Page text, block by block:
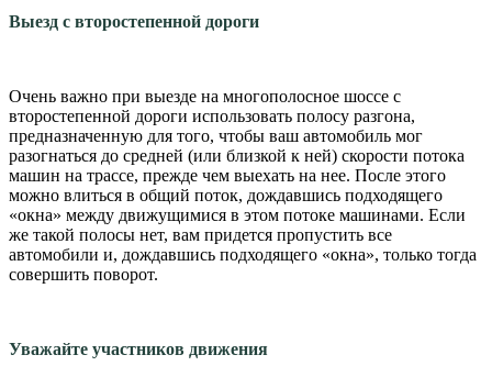
Выезд с второстепенной дороги
Очень важно при выезде на многополосное шоссе с
второстепенной дороги использовать полосу разгона,
предназначенную для того, чтобы ваш автомобиль мог
разогнаться до средней (или близкой к ней) скорости потока
машин на трассе, прежде чем выехать на нее. После этого
можно влиться в общий поток, дождавшись подходящего
«окна» между движущимися в этом потоке машинами. Если
же такой полосы нет, вам придется пропустить все
автомобили и, дождавшись подходящего «окна», только тогда
совершить поворот.
Уважайте участников движения